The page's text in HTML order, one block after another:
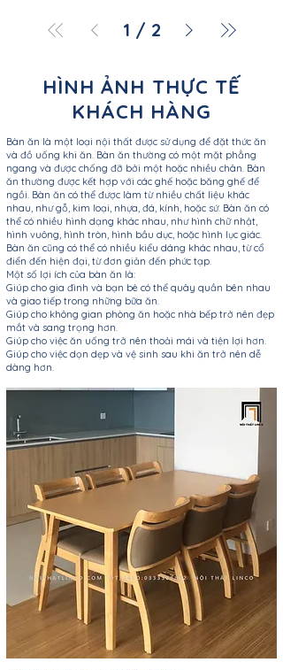
1 / 2
HÌNH ẢNH THỰC TẾ
KHÁCH HÀNG
Bàn ăn là một loại nội thất được sử dụng để đặt thức ăn
và đồ uống khi ăn. Bàn ăn thường có một mặt phẳng
ngang và được chống đỡ bởi một hoặc nhiều chân. Bàn
ăn thường được kết hợp với các ghế hoặc băng ghế để
ngồi. Bàn ăn có thể được làm từ nhiều chất liệu khác
nhau, như gỗ, kim loại, nhựa, đá, kính, hoặc sứ. Bàn ăn có
thể có nhiều hình dạng khác nhau, như hình chữ nhật,
hình vuông, hình tròn, hình bầu dục, hoặc hình lục giác.
Bàn ăn cũng có thể có nhiều kiểu dáng khác nhau, từ cổ
điển đến hiện đại, từ đơn giản đến phức tạp.
Một số lợi ích của bàn ăn là:
Giúp cho gia đình và bạn bè có thể quây quần bên nhau
và giao tiếp trong những bữa ăn.
Giúp cho không gian phòng ăn hoặc nhà bếp trở nên đẹp
mắt và sang trọng hơn.
Giúp cho việc ăn uống trở nên thoải mái và tiện lợi hơn.
Giúp cho việc dọn dẹp và vệ sinh sau khi ăn trở nên dễ
dàng hơn.